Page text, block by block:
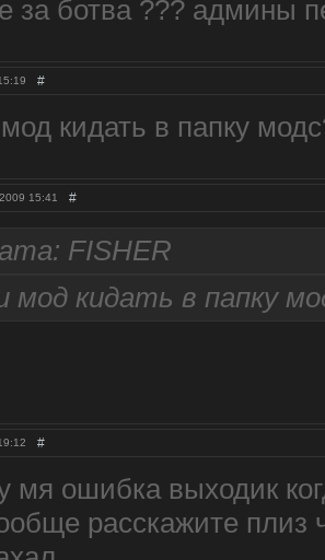
за ботва ??? админы
#
кидать в папку
15:41 #
FISHER
мод кидать в папку
#
мя ошибка выходик
расскажите плиз